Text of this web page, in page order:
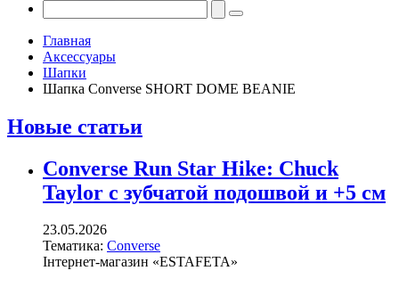
Главная
Аксессуары
Шапки
Шапка Converse SHORT DOME BEANIE
Новые статьи
Converse Run Star Hike: Chuck
Taylor с зубчатой подошвой и +5 см
23.05.2026
Тематика: Converse
Інтернет-магазин «ESTAFETA»